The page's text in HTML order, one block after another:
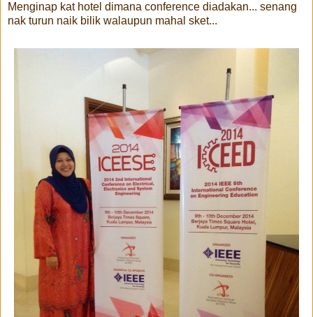
Menginap kat hotel dimana conference diadakan... senang
nak turun naik bilik walaupun mahal sket...